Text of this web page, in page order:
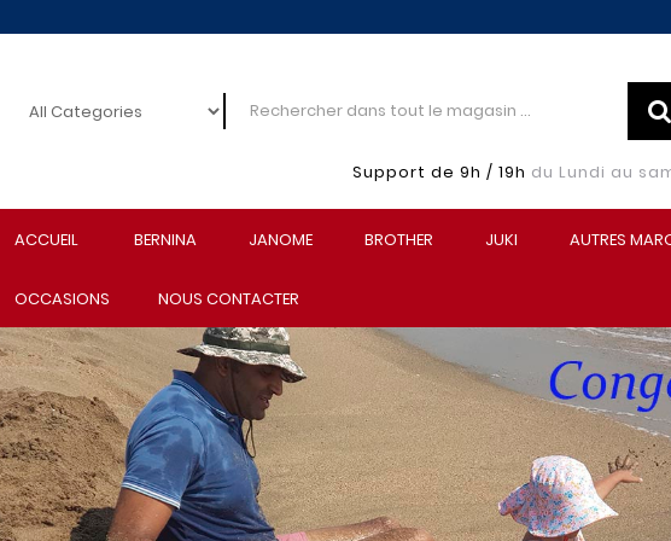
Support de 9h / 19h du Lundi au
ACCUEIL BERNINA JANOME BROTHER JUKI AUTRES
OCCASIONS NOUS CONTACTER